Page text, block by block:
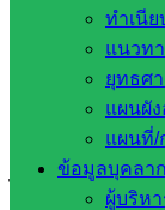
ทำเนี
แนวท
ยุทธศ
แผนผั
แผนที่/
ข้อมูลบุคลา
ผู้บริหา
นายสมคิด แตงพ
ร่วมประชุม อ.ก.
สำนักงานเขตพื้น
การประชุมดังกล่
สระแก้ว เขต 2
ไซต์และผ่านระบบ